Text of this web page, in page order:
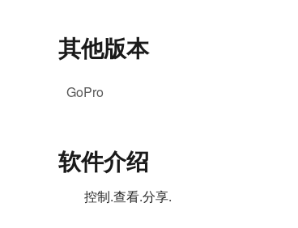
其他版本
GoPro
软件介绍
控制.查看.分享.